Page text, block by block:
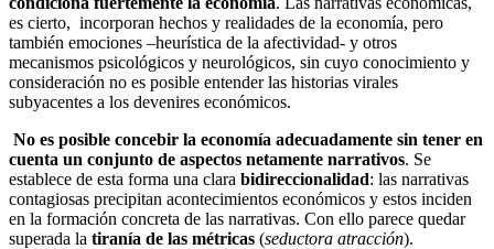
es cierto, incorporan hechos y realidades de la economía, pero
también emociones –heurística de la afectividad- y otros
mecanismos psicológicos y neurológicos, sin cuyo conocimiento y
consideración no es posible entender las historias virales
subyacentes a los devenires económicos.
No es posible concebir la economía adecuadamente sin tener en
cuenta un conjunto de aspectos netamente narrativos. Se
establece de esta forma una clara bidireccionalidad: las narrativas
contagiosas precipitan acontecimientos económicos y estos inciden
en la formación concreta de las narrativas. Con ello parece quedar
superada la tiranía de las métricas (seductora atracción).